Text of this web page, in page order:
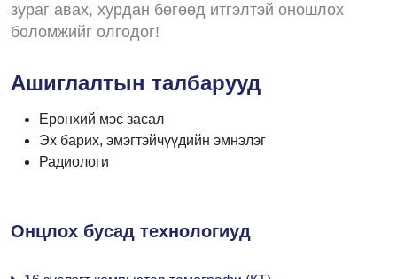
зураг авах, хурдан бөгөөд итгэлтэй оношлох
боломжийг олгодог!
Ашиглалтын талбарууд
Ерөнхий мэс засал
Эх барих, эмэгтэйчүүдийн эмнэлэг
Радиологи
Онцлох бусад технологиуд